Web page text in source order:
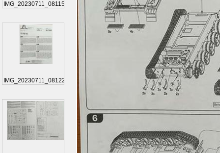
IMG_20230711_081155
IMG_20230711_081220